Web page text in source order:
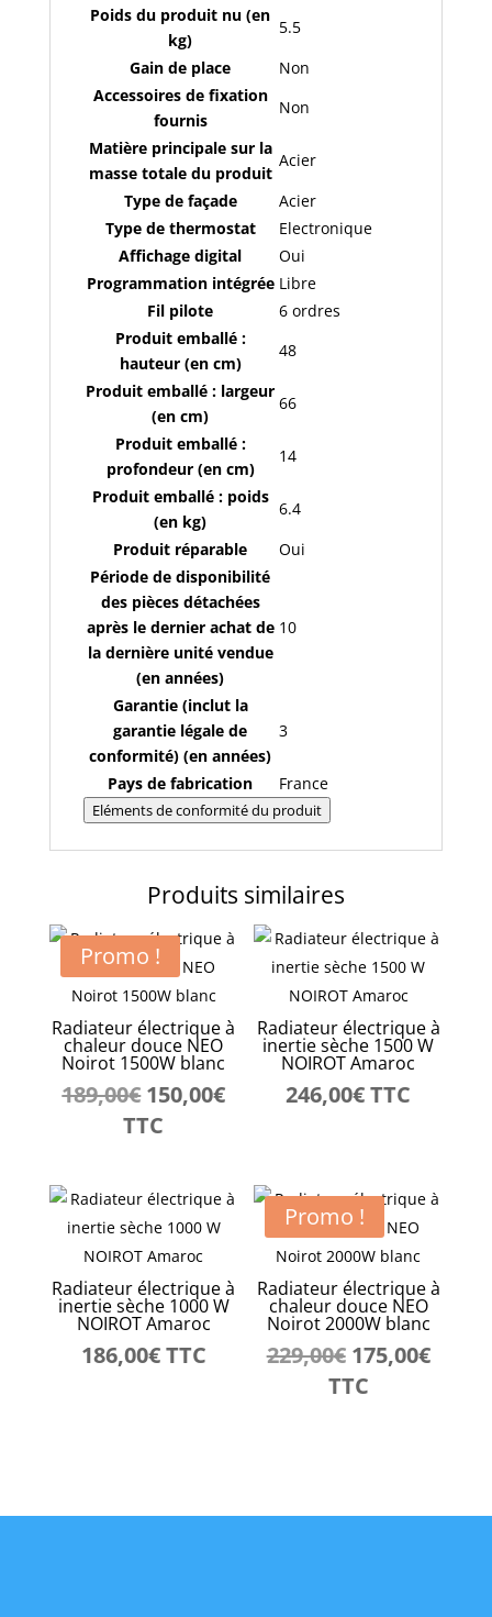
Poids du produit nu (en
kg)
5.5
Gain de place
Non
Accessoires de fixation
fournis
Non
Matière principale sur la
masse totale du produit
Acier
Type de façade
Acier
Type de thermostat
Electronique
Affichage digital
Oui
Programmation intégrée Libre
Fil pilote
6 ordres
Produit emballé :
hauteur (en cm)
48
Produit emballé : largeur
(en cm)
66
Produit emballé :
profondeur (en cm)
14
Produit emballé : poids
(en kg)
6.4
Produit réparable
Oui
Période de disponibilité
des pièces détachées
après le dernier achat de
la dernière unité vendue
(en années)
10
Garantie (inclut la
garantie légale de
conformité) (en années)
3
Pays de fabrication France
Eléments de conformité du produit
Produits similaires
Promo !
Radiateur électrique à
chaleur douce NEO
Noirot 1500W blanc
189,00€ Le
prix
189,00€.
150,00€Le
est :
150,00€.
TTC
Radiateur électrique à
inertie sèche 1500 W
NOIROT Amaroc
246,00€TTC
Radiateur électrique à
inertie sèche 1000 W
NOIROT Amaroc
186,00€TTC
Promo !
Radiateur électrique à
chaleur douce NEO
Noirot 2000W blanc
229,00€ Le
prix
175,00€Le
TTC